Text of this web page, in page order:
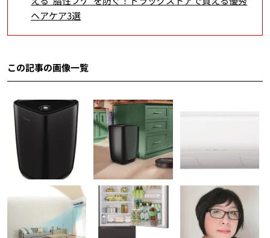
ヘアケア3選
この記事の画像一覧